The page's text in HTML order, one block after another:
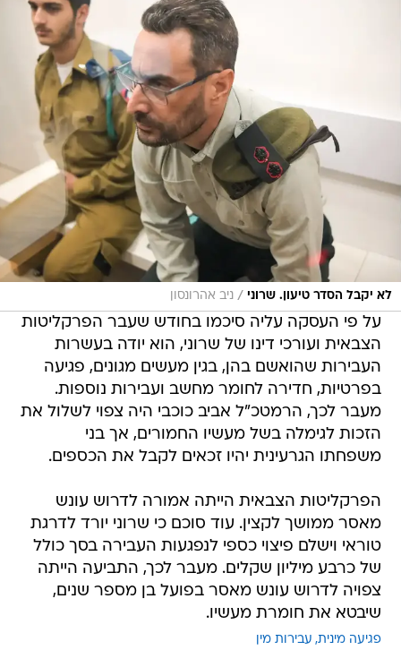
לא יקבל הסדר טיעון. שרוני / ניב אהרונסון
על פי העסקה עליה סיכמו בחודש שעבר הפרקליטות
הצבאית ועורכי דינו של שרוני, הוא יודה בעשרות
העבירות שהואשם בהן, בגין מעשים מגונים, פגיעה
בפרטיות, חדירה לחומר מחשב ועבירות נוספות.
מעבר לכך, הרמטכ"ל אביב כוכבי היה צפוי לשלול את
הזכות לגימלה בשל מעשיו החמורים, אך בני
משפחתו הגרעינית יהיו זכאים לקבל את הכספים.
הפרקליטות הצבאית הייתה אמורה לדרוש עונש
מאסר ממושך לקצין. עוד סוכם כי שרוני יורד לדרגת
טוראי וישלם פיצוי כספי לנפגעות העבירה בסך כולל
של כרבע מיליון שקלים. מעבר לכך, התביעה הייתה
צפויה לדרוש עונש מאסר בפועל בן מספר שנים,
שיבטא את חומרת מעשיו.
פגיעה מינית עבירות מין